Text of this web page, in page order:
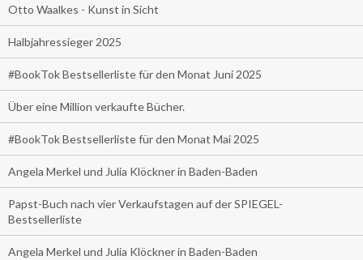
Otto Waalkes - Kunst in Sicht
Halbjahressieger 2025
#BookTok Bestsellerliste für den Monat Juni 2025
Über eine Million verkaufte Bücher.
#BookTok Bestsellerliste für den Monat Mai 2025
Angela Merkel und Julia Klöckner in Baden-Baden
Papst-Buch nach vier Verkaufstagen auf der SPIEGEL-
Bestsellerliste
Angela Merkel und Julia Klöckner in Baden-Baden